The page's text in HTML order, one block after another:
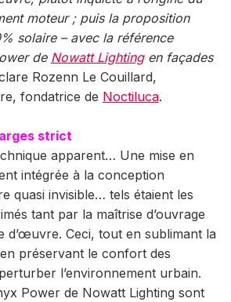
moteur ; puis la proposition
solaire – avec la référence
de Nowatt Lightingen façades
Rozenn Le Couillard,
fondatrice de Noctiluca.
strict
apparent… Une mise en
intégrée à la conception
quasi invisible… tels étaient les
tant par la maîtrise d’ouvrage
d’œuvre. Ceci, tout en sublimant la
préservant le confort des
l’environnement urbain.
Power de Nowatt Lighting sont